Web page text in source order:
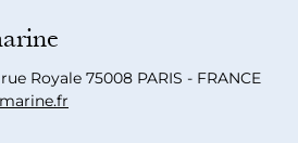
Royale 75008 PARIS - FRANCE